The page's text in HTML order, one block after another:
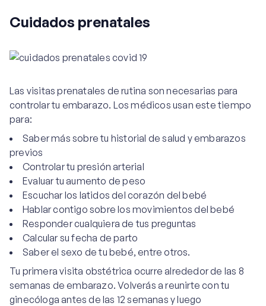
Cuidados prenatales
Las visitas prenatales de rutina son necesarias para
controlar tu embarazo. Los médicos usan este tiempo
para:
Saber más sobre tu historial de salud y embarazos
previos
Controlar tu presión arterial
Evaluar tu aumento de peso
Escuchar los latidos del corazón del bebé
Hablar contigo sobre los movimientos del bebé
Responder cualquiera de tus preguntas
Calcular su fecha de parto
Saber el sexo de tu bebé, entre otros.
Tu primera visita obstétrica ocurre alrededor de las 8
semanas de embarazo. Volverás a reunirte con tu
ginecóloga antes de las 12 semanas y luego